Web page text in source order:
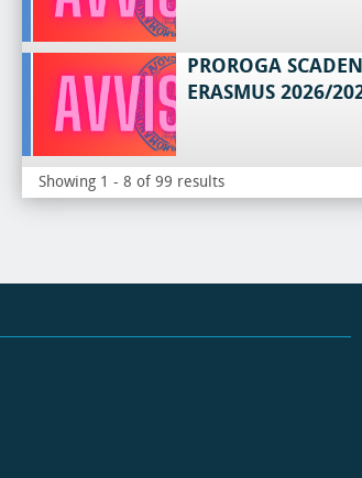
PROROGA
ERASMUS 2026/
Showing 1 - 8 of 99 results